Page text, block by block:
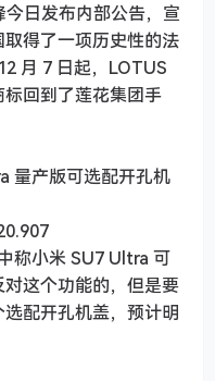
日发布内部公告，宣
得了一项历史性的法
月 7 日起，LOTUS
回到了莲花集团手
量产版可选配开孔机
称小米 SU7 Ultra 可
这个功能的，但是要
配开孔机盖，预计明